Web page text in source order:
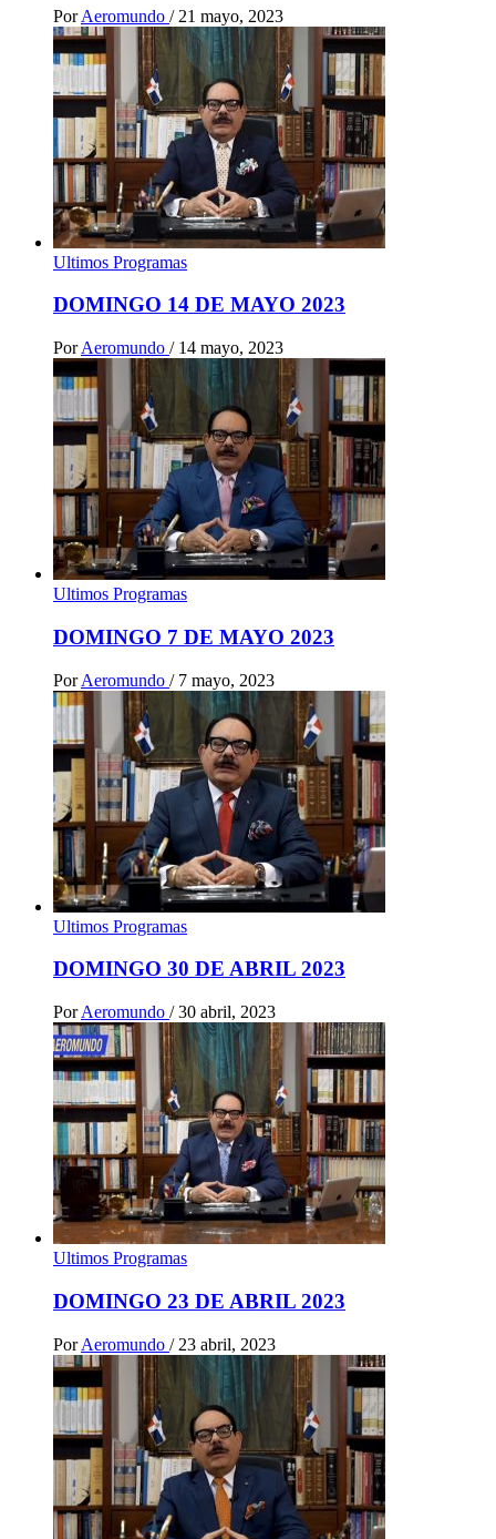
Por Aeromundo / 21 mayo, 2023
Ultimos Programas
DOMINGO 14 DE MAYO 2023
Por Aeromundo / 14 mayo, 2023
Ultimos Programas
DOMINGO 7 DE MAYO 2023
Por Aeromundo / 7 mayo, 2023
Ultimos Programas
DOMINGO 30 DE ABRIL 2023
Por Aeromundo / 30 abril, 2023
Ultimos Programas
DOMINGO 23 DE ABRIL 2023
Por Aeromundo / 23 abril, 2023